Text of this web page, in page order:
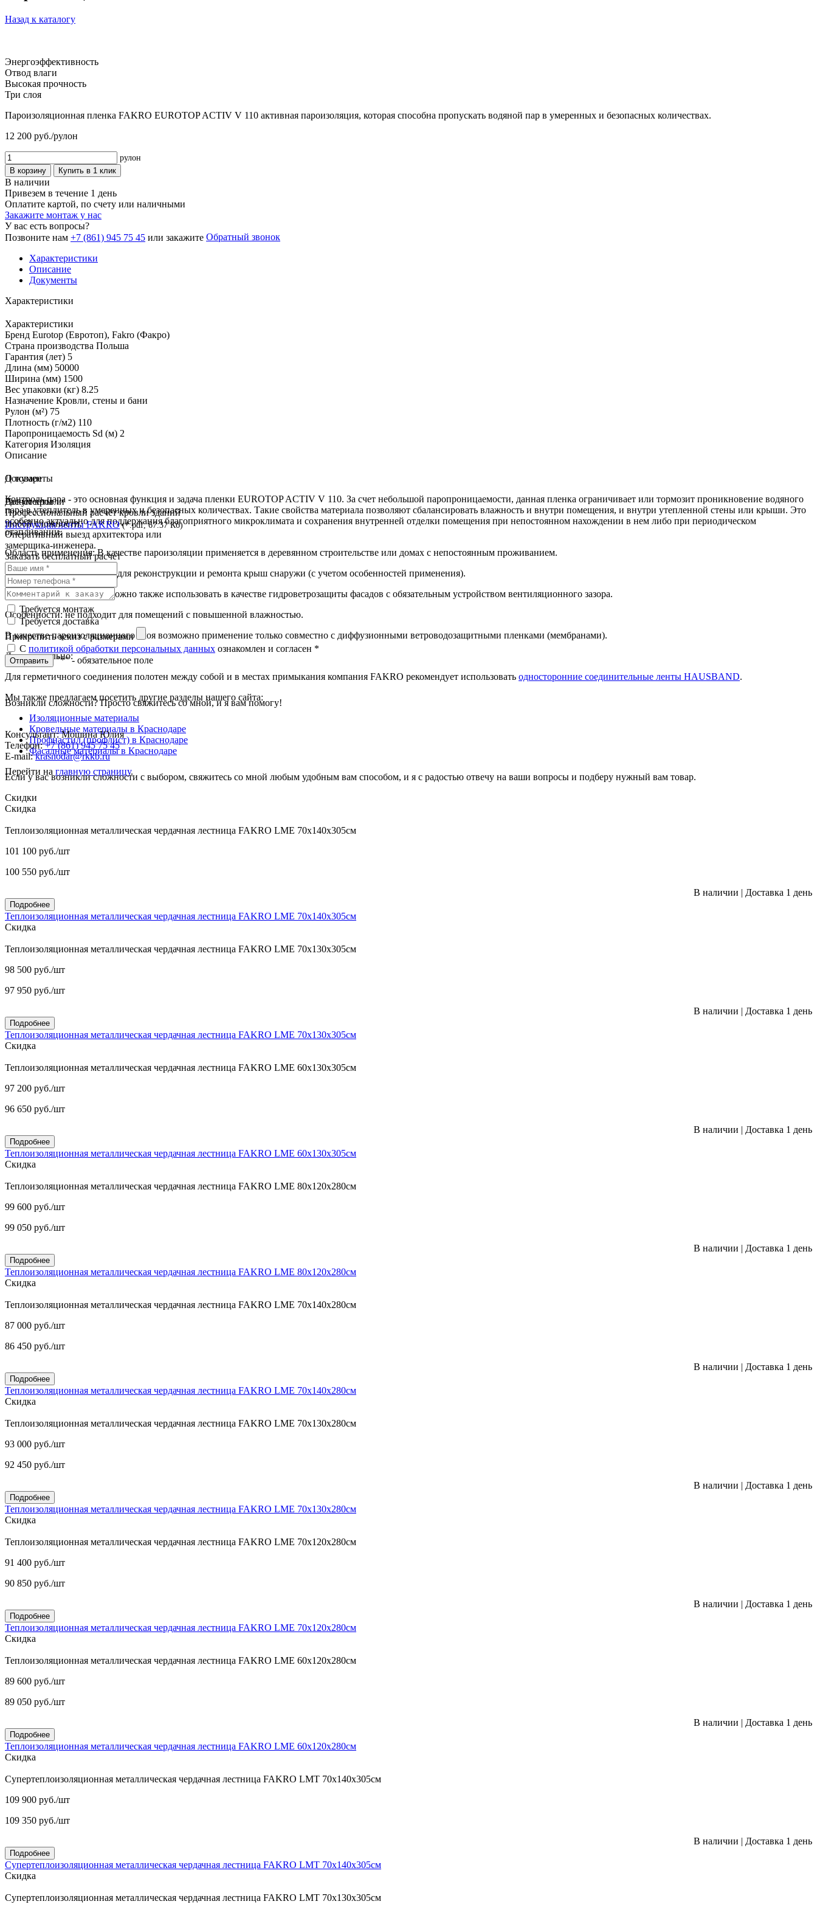
Назад к каталогу
Энергоэффективность
Отвод влаги
Высокая прочность
Три слоя
Пароизоляционная пленка FAKRO EUROTOP ACTIV V 110 активная пароизоляция, которая способна пропускать водяной пар в умеренных и безопасных количествах.
12 200 руб./рулон
рулон
В корзину
Купить в 1 клик
В наличии
Привезем в течение 1 день
Оплатите картой, по счету или наличными
Закажите монтаж у нас
У вас есть вопросы?
Позвоните нам +7 (861) 945 75 45 или закажите Обратный звонок
Характеристики
Описание
Документы
Характеристики
Характеристики
Бренд Eurotop (Евротоп), Fakro (Факро)
Страна производства Польша
Гарантия (лет) 5
Длина (мм) 50000
Ширина (мм) 1500
Вес упаковки (кг) 8.25
Назначение Кровли, стены и бани
Рулон (м²) 75
Плотность (г/м2) 110
Паропроницаемость Sd (м) 2
Категория Изоляция
Описание
О товаре
Контроль пара - это основная функция и задача пленки EUROTOP ACTIV V 110. За счет небольшой паропроницаемости, данная пленка ограничивает или тормозит проникновение водяного
пара в утеплитель в умеренных и безопасных количествах. Такие свойства материала позволяют сбалансировать влажность и внутри помещения, и внутри утепленной стены или крыши. Это
особенно актуально для поддержания благоприятного микроклимата и сохранения внутренней отделки помещения при непостоянном нахождении в нем либо при периодическом
отапливании.
Область применения: В качестве пароизоляции применяется в деревянном строительстве или домах с непостоянным проживанием.
Может быть использована для реконструкции и ремонта крыш снаружи (с учетом особенностей применения).
EUROTOP ACTIV V110 можно также использовать в качестве гидроветрозащиты фасадов с обязательным устройством вентиляционного зазора.
Особенности: не подходит для помещений с повышенной влажностью.
В качестве пароизоляционного слоя возможно применение только совместно с диффузионными ветроводозащитными пленками (мембранами).
Дополнительно:
Для герметичного соединения полотен между собой и в местах примыкания компания FAKRO рекомендует использовать односторонние соединительные ленты HAUSBAND.
Мы также предлагаем посетить другие разделы нашего сайта:
Изоляционные материалы
Кровельные материалы в Краснодаре
Профнастил (профлист) в Краснодаре
Фасадные материалы в Краснодаре
Перейти на главную страницу.
Документы
Документы
Инструкция ленты FAKRO (*.pdf, 67.37 Кб)
Расчёт кровли
Профессиональный расчёт кровли зданий
любой сложности.
Оперативный выезд архитектора или
замерщика-инженера.
Заказать бесплатный расчет
Требуется монтаж
Требуется доставка
Прикрепить эскиз с размерами
С политикой обработки персональных данных ознакомлен и согласен *
Отправить "*" - обязательное поле
Возникли сложности? Просто свяжитесь со мной, и я вам помогу!
Консультант: Мошина Юлия
Телефон:+7 (861) 945 75 45
E-mail:krasnodar@rkkb.ru
Если у вас возникли сложности с выбором, свяжитесь со мной любым удобным вам способом, и я с радостью отвечу на ваши вопросы и подберу нужный вам товар.
Скидки
Скидка
Теплоизоляционная металлическая чердачная лестница FAKRO LME 70х140х305см
101 100 руб./шт
100 550 руб./шт
В наличии | Доставка 1 день
Подробнее
Теплоизоляционная металлическая чердачная лестница FAKRO LME 70х140х305см
Скидка
Теплоизоляционная металлическая чердачная лестница FAKRO LME 70х130х305см
98 500 руб./шт
97 950 руб./шт
В наличии | Доставка 1 день
Подробнее
Теплоизоляционная металлическая чердачная лестница FAKRO LME 70х130х305см
Скидка
Теплоизоляционная металлическая чердачная лестница FAKRO LME 60х130х305см
97 200 руб./шт
96 650 руб./шт
В наличии | Доставка 1 день
Подробнее
Теплоизоляционная металлическая чердачная лестница FAKRO LME 60х130х305см
Скидка
Теплоизоляционная металлическая чердачная лестница FAKRO LME 80х120х280см
99 600 руб./шт
99 050 руб./шт
В наличии | Доставка 1 день
Подробнее
Теплоизоляционная металлическая чердачная лестница FAKRO LME 80х120х280см
Скидка
Теплоизоляционная металлическая чердачная лестница FAKRO LME 70х140х280см
87 000 руб./шт
86 450 руб./шт
В наличии | Доставка 1 день
Подробнее
Теплоизоляционная металлическая чердачная лестница FAKRO LME 70х140х280см
Скидка
Теплоизоляционная металлическая чердачная лестница FAKRO LME 70х130х280см
93 000 руб./шт
92 450 руб./шт
В наличии | Доставка 1 день
Подробнее
Теплоизоляционная металлическая чердачная лестница FAKRO LME 70х130х280см
Скидка
Теплоизоляционная металлическая чердачная лестница FAKRO LME 70х120х280см
91 400 руб./шт
90 850 руб./шт
В наличии | Доставка 1 день
Подробнее
Теплоизоляционная металлическая чердачная лестница FAKRO LME 70х120х280см
Скидка
Теплоизоляционная металлическая чердачная лестница FAKRO LME 60х120х280см
89 600 руб./шт
89 050 руб./шт
В наличии | Доставка 1 день
Подробнее
Теплоизоляционная металлическая чердачная лестница FAKRO LME 60х120х280см
Скидка
Супертеплоизоляционная металлическая чердачная лестница FAKRO LMT 70х140х305см
109 900 руб./шт
109 350 руб./шт
В наличии | Доставка 1 день
Подробнее
Супертеплоизоляционная металлическая чердачная лестница FAKRO LMT 70х140х305см
Скидка
Супертеплоизоляционная металлическая чердачная лестница FAKRO LMT 70х130х305см